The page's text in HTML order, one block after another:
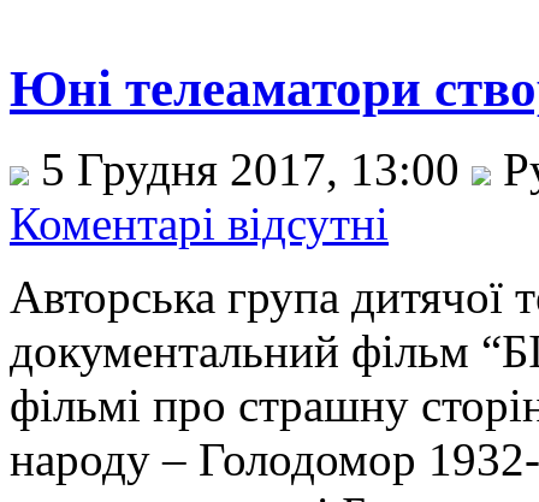
Юні телеаматори
5 Грудня 2017, 13:00
Коментарі відсутні
Авторська група дитячої
документальний фільм
фільмі про страшну
народу – Голодомор